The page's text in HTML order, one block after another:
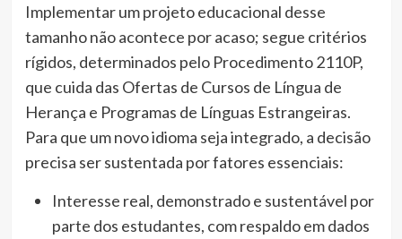
Implementar um projeto educacional desse
tamanho não acontece por acaso; segue critérios
rígidos, determinados pelo Procedimento 2110P,
que cuida das Ofertas de Cursos de Língua de
Herança e Programas de Línguas Estrangeiras.
Para que um novo idioma seja integrado, a decisão
precisa ser sustentada por fatores essenciais:
Interesse real, demonstrado e sustentável por
parte dos estudantes, com respaldo em dados